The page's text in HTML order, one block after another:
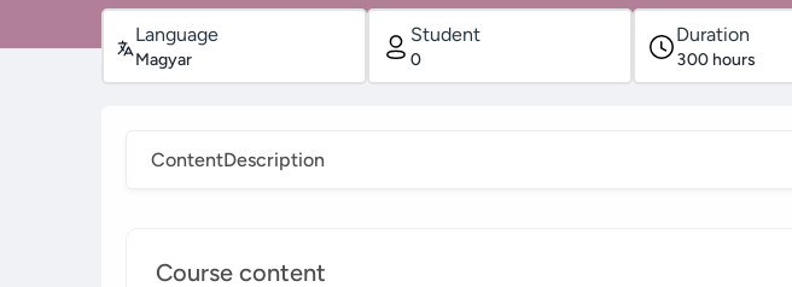
Language
Magyar
Student
0
Duration
300 hours
ContentDescription
Course content